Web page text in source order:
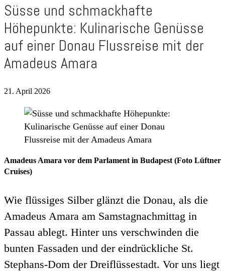
Süsse und schmackhafte
Höhepunkte: Kulinarische Genüsse
auf einer Donau Flussreise mit der
Amadeus Amara
21. April 2026
Amadeus Amara vor dem Parlament in Budapest (Foto Lüftner
Cruises)
Wie flüssiges Silber glänzt die Donau, als die
Amadeus Amara am Samstagnachmittag in
Passau ablegt. Hinter uns verschwinden die
bunten Fassaden und der eindrückliche St.
Stephans-Dom der Dreiflüssestadt. Vor uns liegt